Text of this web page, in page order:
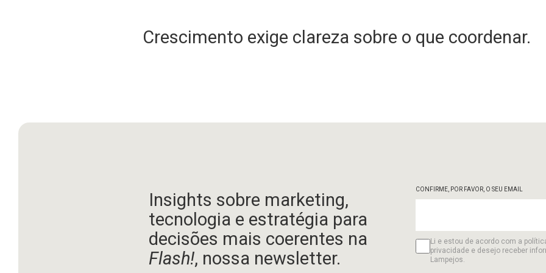
Crescimento exige clareza sobre o que coordenar.
Insights sobre marketing,
tecnologia e estratégia para
decisões mais coerentes na
Flash!, nossa newsletter.
CONFIRME, POR FAVOR, O SEU EMAIL
Li e estou de acordo com a
privacidade e desejo receber
Lampejos.